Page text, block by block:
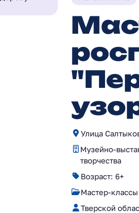
Улица
Музейно-
творчества
Возраст: 6+
Мастер-классы
Тверской